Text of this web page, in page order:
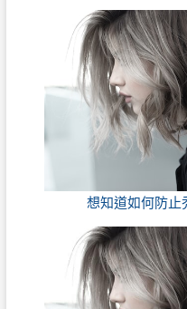
想知道如何防止